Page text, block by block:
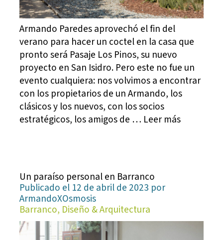
Armando Paredes aprovechó el fin del
verano para hacer un coctel en la casa que
pronto será Pasaje Los Pinos, su nuevo
proyecto en San Isidro. Pero este no fue un
evento cualquiera: nos volvimos a encontrar
con los propietarios de un Armando, los
clásicos y los nuevos, con los socios
estratégicos, los amigos de … Leer más
Un paraíso personal en Barranco
Publicado el 12 de abril de 2023 por
ArmandoXOsmosis
Barranco, Diseño & Arquitectura